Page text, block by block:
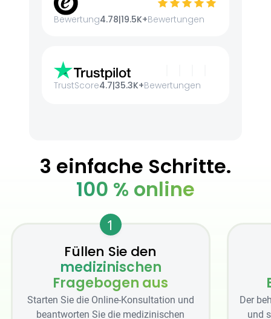
Bewertung4.78|19.5K+Bewertungen
TrustScore4.7|35.3K+Bewertungen
3 einfache Schritte.
100 % online
1
Füllen Sie den
medizinischen
Fragebogen aus
Starten Sie die Online-Konsultation und
beantworten Sie die medizinischen
Der
und